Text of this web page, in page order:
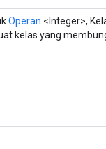
Operan <Integer>,
kelas yang